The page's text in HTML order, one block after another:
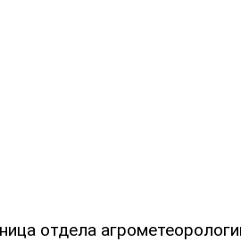
отдела